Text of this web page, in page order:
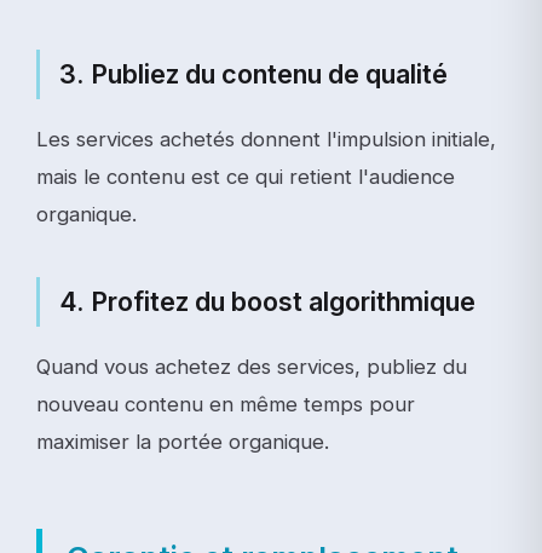
3. Publiez du contenu de qualité
Les services achetés donnent l'impulsion initiale,
mais le contenu est ce qui retient l'audience
organique.
4. Profitez du boost algorithmique
Quand vous achetez des services, publiez du
nouveau contenu en même temps pour
maximiser la portée organique.